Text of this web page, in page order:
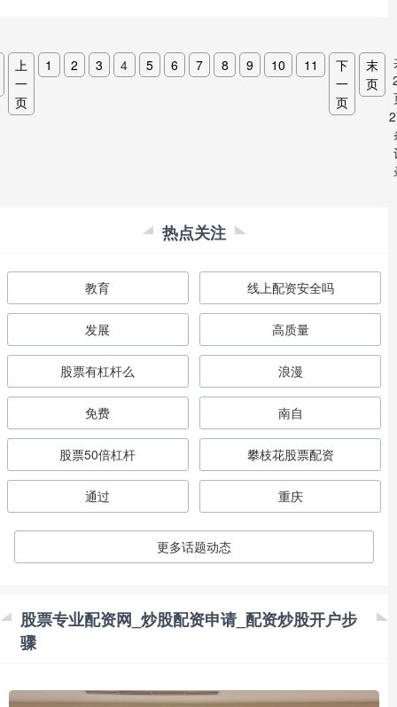
上
一
页
1 2 3 4 5 6 7 8 9 10 11
下
一
页
末
页
热点关注
教育 线上配资安全吗
发展 高质量
股票有杠杆么 浪漫
免费 南自
股票50倍杠杆 攀枝花股票配资
通过 重庆
更多话题动态
股票专业配资网_炒股配资申请_配资炒股开户步
骤